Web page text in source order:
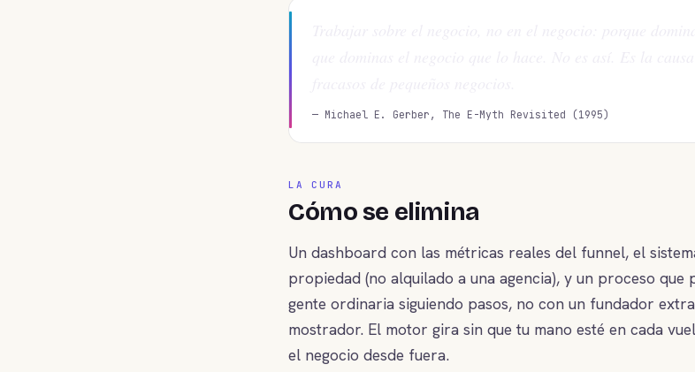
— Michael E. Gerber, The E-Myth Revisited (1995)
LA CURA
Cómo se elimina
Un dashboard con las métricas reales del funnel, el
propiedad (no alquilado a una agencia), y un proceso
gente ordinaria siguiendo pasos, no con un fundador
mostrador. El motor gira sin que tu mano esté en cada
el negocio desde fuera.